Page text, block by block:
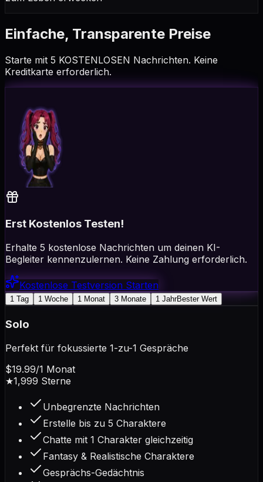
Einfache, Transparente Preise
Starte mit 5 KOSTENLOSEN Nachrichten. Keine
Kreditkarte erforderlich.
Erst Kostenlos Testen!
Erhalte 5 kostenlose Nachrichten um deinen KI-
Begleiter kennenzulernen. Keine Zahlung erforderlich.
Kostenlose Testversion Starten
1 Tag 1 Woche 1 Monat 3 Monate 1 JahrBester Wert
Solo
Perfekt für fokussierte 1-zu-1 Gespräche
$19.99/1 Monat
★1,999 Sterne
Unbegrenzte Nachrichten
Erstelle bis zu 5 Charaktere
Chatte mit 1 Charakter gleichzeitig
Fantasy & Realistische Charaktere
Gesprächs-Gedächtnis